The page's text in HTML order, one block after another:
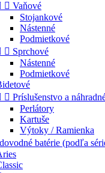
 Vaňové
Stojankové
Nástenné
Podmietkové
 Sprchové
Nástenné
Podmietkové
 Príslušenstvo a
Perlátory
Kartuše
Výtoky / Ramienka
batérie (podľa